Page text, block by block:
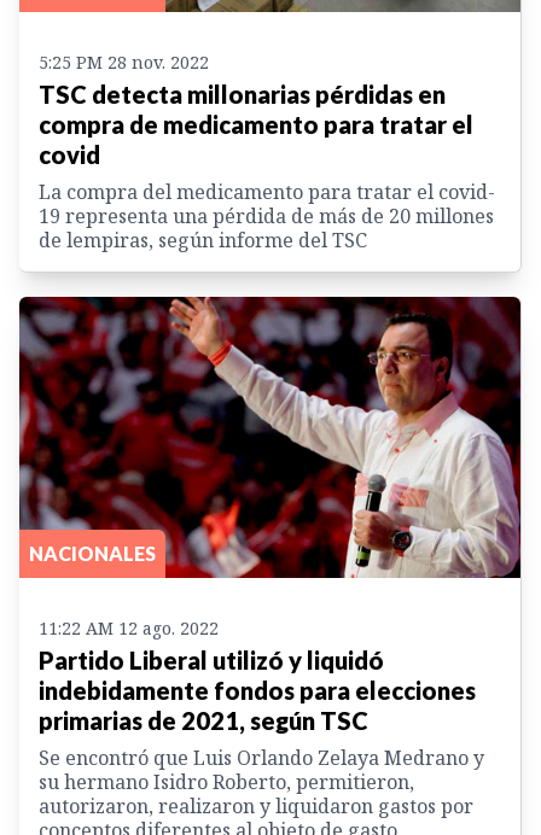
5:25 PM 28 nov. 2022
TSC detecta millonarias pérdidas en
compra de medicamento para tratar el
covid
La compra del medicamento para tratar el covid-
19 representa una pérdida de más de 20 millones
de lempiras, según informe del TSC
NACIONALES
11:22 AM 12 ago. 2022
Partido Liberal utilizó y liquidó
indebidamente fondos para elecciones
primarias de 2021, según TSC
Se encontró que Luis Orlando Zelaya Medrano y
su hermano Isidro Roberto, permitieron,
autorizaron, realizaron y liquidaron gastos por